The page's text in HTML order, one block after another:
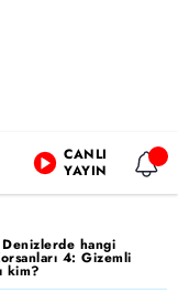
CANLI
YAYIN
hangi
4: Gizemli
kim?